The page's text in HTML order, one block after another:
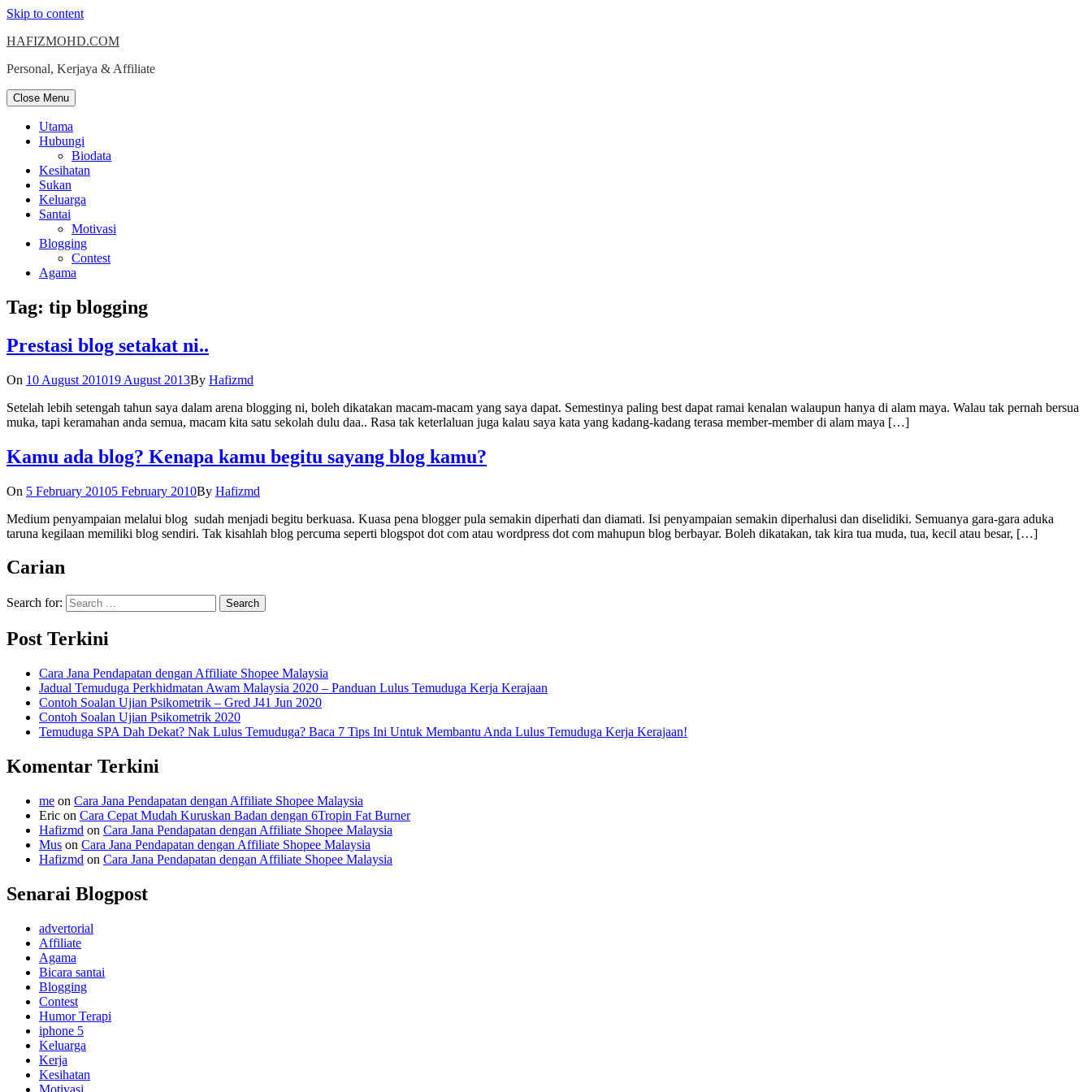
Skip to content
HAFIZMOHD.COM
Personal, Kerjaya & Affiliate
Close Menu
Utama
Hubungi
Biodata
Kesihatan
Sukan
Keluarga
Santai
Motivasi
Blogging
Contest
Agama
Tag: tip blogging
Prestasi blog setakat ni..
On 10 August 201019 August 2013By Hafizmd
Setelah lebih setengah tahun saya dalam arena blogging ni, boleh dikatakan macam-macam yang saya dapat. Semestinya paling best dapat ramai kenalan walaupun hanya di alam maya. Walau tak pernah bersua
muka, tapi keramahan anda semua, macam kita satu sekolah dulu daa.. Rasa tak keterlaluan juga kalau saya kata yang kadang-kadang terasa member-member di alam maya […]
Kamu ada blog? Kenapa kamu begitu sayang blog kamu?
On 5 February 20105 February 2010By Hafizmd
Medium penyampaian melalui blog sudah menjadi begitu berkuasa. Kuasa pena blogger pula semakin diperhati dan diamati. Isi penyampaian semakin diperhalusi dan diselidiki. Semuanya gara-gara aduka
taruna kegilaan memiliki blog sendiri. Tak kisahlah blog percuma seperti blogspot dot com atau wordpress dot com mahupun blog berbayar. Boleh dikatakan, tak kira tua muda, tua, kecil atau besar, […]
Carian
Search for:
Post Terkini
Cara Jana Pendapatan dengan Affiliate Shopee Malaysia
Jadual Temuduga Perkhidmatan Awam Malaysia 2020 – Panduan Lulus Temuduga Kerja Kerajaan
Contoh Soalan Ujian Psikometrik – Gred J41 Jun 2020
Contoh Soalan Ujian Psikometrik 2020
Temuduga SPA Dah Dekat? Nak Lulus Temuduga? Baca 7 Tips Ini Untuk Membantu Anda Lulus Temuduga Kerja Kerajaan!
Komentar Terkini
me on Cara Jana Pendapatan dengan Affiliate Shopee Malaysia
Eric on Cara Cepat Mudah Kuruskan Badan dengan 6Tropin Fat Burner
Hafizmd on Cara Jana Pendapatan dengan Affiliate Shopee Malaysia
Mus on Cara Jana Pendapatan dengan Affiliate Shopee Malaysia
Hafizmd on Cara Jana Pendapatan dengan Affiliate Shopee Malaysia
Senarai Blogpost
advertorial
Affiliate
Agama
Bicara santai
Blogging
Contest
Humor Terapi
iphone 5
Keluarga
Kerja
Kesihatan
Motivasi